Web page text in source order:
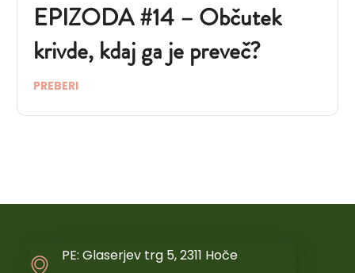
EPIZODA #14 – Občutek
krivde, kdaj ga je preveč?
PREBERI
PE: Glaserjev trg 5, 2311 Hoče